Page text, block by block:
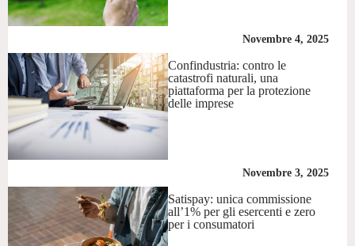
Novembre 4, 2025
Confindustria: contro le
catastrofi naturali, una
piattaforma per la protezione
delle imprese
Novembre 3, 2025
Satispay: unica commissione
all’1% per gli esercenti e zero
per i consumatori